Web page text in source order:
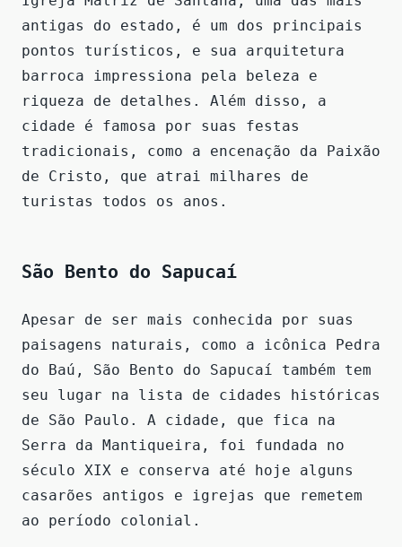
antigas do estado, é um dos principais
pontos turísticos, e sua arquitetura
barroca impressiona pela beleza e
riqueza de detalhes. Além disso, a
cidade é famosa por suas festas
tradicionais, como a encenação da Paixão
de Cristo, que atrai milhares de
turistas todos os anos.
São Bento do Sapucaí
Apesar de ser mais conhecida por suas
paisagens naturais, como a icônica Pedra
do Baú, São Bento do Sapucaí também tem
seu lugar na lista de cidades históricas
de São Paulo. A cidade, que fica na
Serra da Mantiqueira, foi fundada no
século XIX e conserva até hoje alguns
casarões antigos e igrejas que remetem
ao período colonial.